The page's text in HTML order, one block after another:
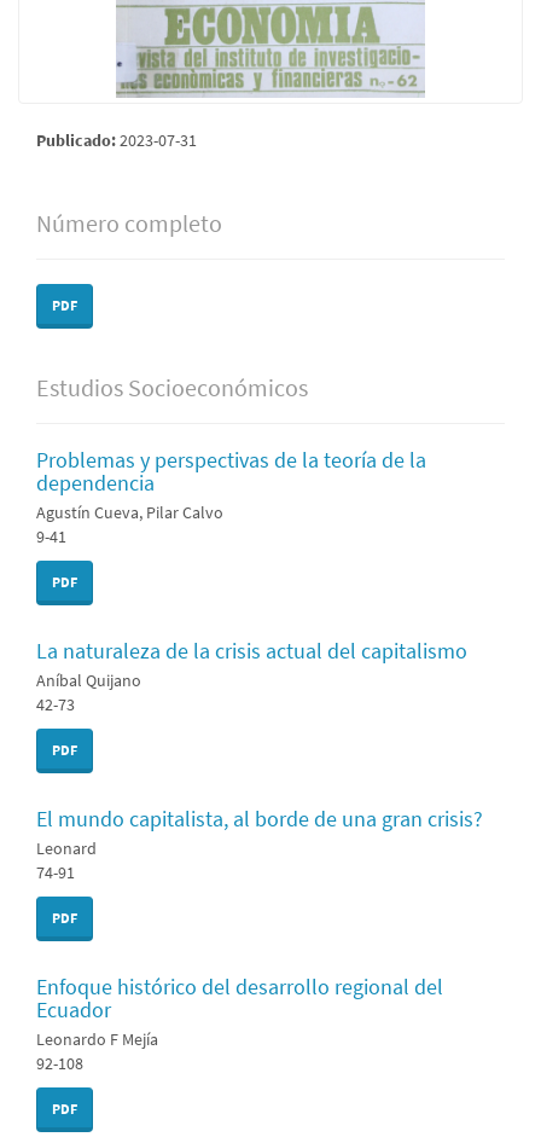
Publicado:2023-07-31
Número completo
PDF
Estudios Socioeconómicos
Problemas y perspectivas de la teoría de la
dependencia
Agustín Cueva, Pilar Calvo
9-41
PDF
La naturaleza de la crisis actual del capitalismo
Aníbal Quijano
42-73
PDF
El mundo capitalista, al borde de una gran crisis?
Leonard
74-91
PDF
Enfoque histórico del desarrollo regional del
Ecuador
Leonardo F Mejía
92-108
PDF